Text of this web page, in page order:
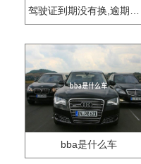
驾驶证到期没有换,逾期怎么办??
bba是什么车